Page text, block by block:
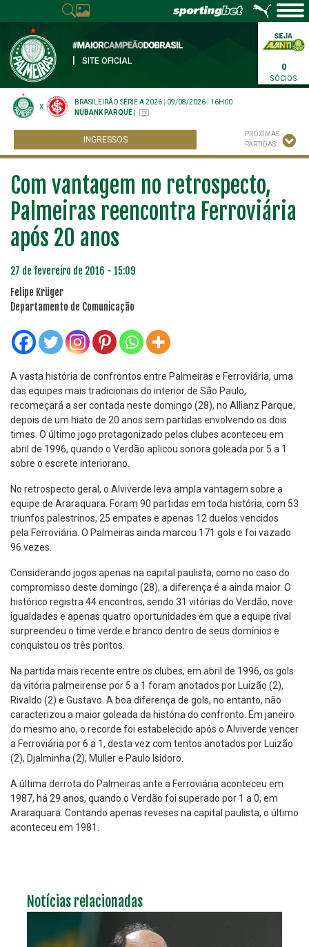
SITE OFICIAL
0
SÓCIOS
X
BRASILEIRÃO SÉRIE A 2026 09/08/2026
16H00
NUBANK PARQUE
INGRESSOS
PRÓXIMAS
PARTIDAS
Com vantagem no retrospecto,
Palmeiras reencontra Ferroviária
após 20 anos
27 de fevereiro de 2016 - 15:09
Felipe Krüger
Departamento de Comunicação
A vasta história de confrontos entre Palmeiras e Ferroviária, uma
das equipes mais tradicionais do interior de São Paulo,
recomeçará a ser contada neste domingo (28), no Allianz Parque,
depois de um hiato de 20 anos sem partidas envolvendo os dois
times. O último jogo protagonizado pelos clubes aconteceu em
abril de 1996, quando o Verdão aplicou sonora goleada por 5 a 1
sobre o escrete interiorano.
No retrospecto geral, o Alviverde leva ampla vantagem sobre a
equipe de Araraquara. Foram 90 partidas em toda história, com 53
triunfos palestrinos, 25 empates e apenas 12 duelos vencidos
pela Ferroviária. O Palmeiras ainda marcou 171 gols e foi vazado
96 vezes.
Considerando jogos apenas na capital paulista, como no caso do
compromisso deste domingo (28), a diferença é a ainda maior. O
histórico registra 44 encontros, sendo 31 vitórias do Verdão, nove
igualdades e apenas quatro oportunidades em que a equipe rival
surpreendeu o time verde e branco dentro de seus domínios e
conquistou os três pontos.
Na partida mais recente entre os clubes, em abril de 1996, os gols
da vitória palmeirense por 5 a 1 foram anotados por Luizão (2),
Rivaldo (2) e Gustavo. A boa diferença de gols, no entanto, não
caracterizou a maior goleada da história do confronto. Em janeiro
do mesmo ano, o recorde foi estabelecido após o Alviverde vencer
a Ferroviária por 6 a 1, desta vez com tentos anotados por Luizão
(2), Djalminha (2), Müller e Paulo Isidoro.
A última derrota do Palmeiras ante a Ferroviária aconteceu em
1987, há 29 anos, quando o Verdão foi superado por 1 a 0, em
Araraquara. Contando apenas reveses na capital paulista, o último
aconteceu em 1981.
Notícias relacionadas